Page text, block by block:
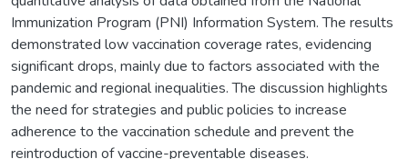
Immunization Program (PNI) Information System. The results
demonstrated low vaccination coverage rates, evidencing
significant drops, mainly due to factors associated with the
pandemic and regional inequalities. The discussion highlights
the need for strategies and public policies to increase
adherence to the vaccination schedule and prevent the
reintroduction of vaccine-preventable diseases.